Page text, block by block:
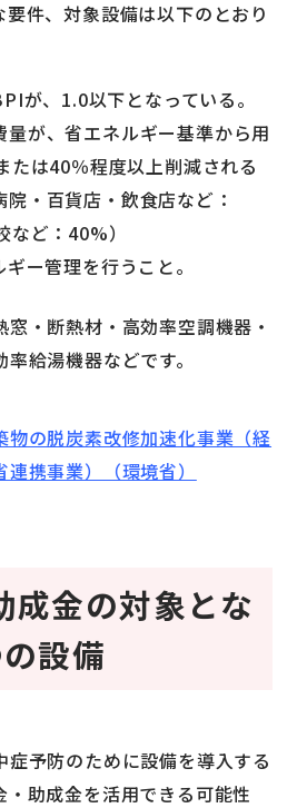
件、対象設備は以下のとおり
が、1.0以下となっている。
量が、省エネルギー基準から用
たは40％程度以上削減される
・百貨店・飲食店など：
ど：40%）
ー管理を行うこと。
・断熱材・高効率空調機器・
給湯機器などです。
物の脱炭素改修加速化事業（経
携事業）（環境省）
成金の対象とな
設備
予防のために設備を導入する
・助成金を活用できる可能性